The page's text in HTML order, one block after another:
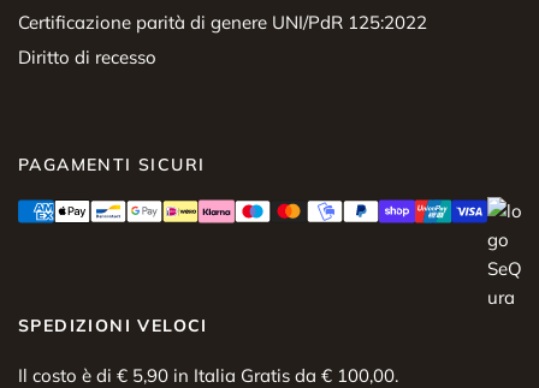
Certificazione parità di genere UNI/PdR 125:2022
Diritto di recesso
PAGAMENTI SICURI
SPEDIZIONI VELOCI
Il costo è di € 5,90 in Italia Gratis da € 100,00.